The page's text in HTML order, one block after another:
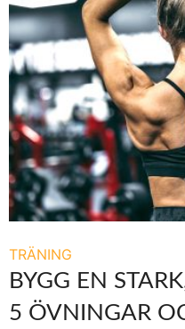
TRÄNING
BYGG EN
5 ÖVNINGAR